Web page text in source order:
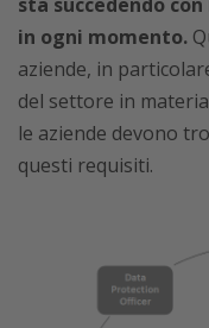
in ogni momento.
aziende, in
del settore in
le aziende devono
questi requisiti.